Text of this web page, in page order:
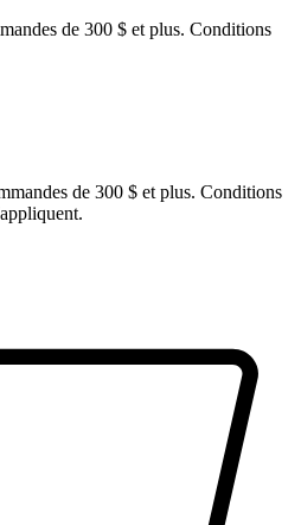
de 300 $ et plus. Conditions
de 300 $ et plus. Conditions